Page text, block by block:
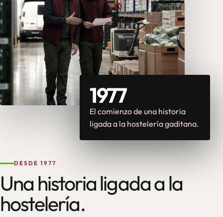
1977
El comienzo de una historia
ligada a la hostelería gaditana.
DESDE 1977
Una historia ligada a la
hostelería.